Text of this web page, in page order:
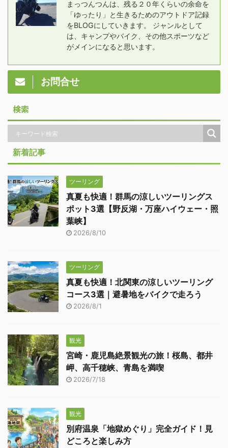
まっつんつんは、残る２０年くらいの余命を
「ゆったり」と生きるためのアウトドア記録
をBLOGにしていきます。 ジャンルとして
は、キャンプやバイク、その他スポーツなど
がメインになると思います。
お問合せ
検索
新着記事
ツーリング
真夏も快適！群馬の涼しいツーリングス
ポット3選【野反湖・万座ハイウェー・照
葉峡】
2026/8/10
ツーリング
真夏も快適！北関東の涼しいツーリング
コース3選｜避暑地をバイクで走ろう
2026/8/1
観光
宮崎・鹿児島絶景観光の旅！桜島、都井
岬、高千穂峡、青島を満喫
2026/7/18
観光
別府温泉「地獄めぐり」完全ガイド！見
どころと楽しみ方